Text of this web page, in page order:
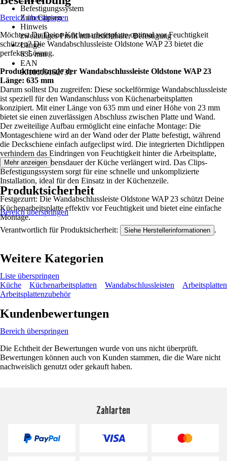
Befestigungssystem
Zum Clipsen
Hinweis
zweiteiliges Profil mit unsichtbarer Befestigung
Länge
635 mm
EAN
9010115152731
Bereich überspringen
Möchtest Du Deine Küchenarbeitsplatte optimal vor Feuchtigkeit
schützen? Die Wandabschlussleiste Oldstone WAP 23 bietet die
perfekte Lösung.
Produktmerkmale der Wandabschlussleiste Oldstone WAP 23
Länge: 635 mm
Darum solltest Du zugreifen: Diese sockelförmige Wandabschlussleiste
ist speziell für den Wandanschluss von Küchenarbeitsplatten
konzipiert. Mit einer Länge von 635 mm und einer Höhe von 23 mm
bietet sie einen zuverlässigen Abschluss zwischen Platte und Wand.
Der zweiteilige Aufbau ermöglicht eine einfache Montage: Die
Montageschiene wird an der Wand oder der Platte befestigt, während
die Deckschiene einfach aufgeclipst wird. Die integrierten Dichtlippen
verhindern das Eindringen von Feuchtigkeit hinter die Arbeitsplatte,
wodurch die Lebensdauer der Küche verlängert wird. Das Clips-
Befestigungssystem sorgt für eine schnelle und unkomplizierte
Installation, ideal für den Einsatz in der Küchenzeile.
Festgezurrt: Die Wandabschlussleiste Oldstone WAP 23 schützt Deine
Küchenarbeitsplatte effektiv vor Feuchtigkeit und bietet eine einfache
Montage.
Mehr anzeigen
Produktsicherheit
Bereich überspringen
Verantwortlich für Produktsicherheit: Siehe Herstellerinformationen .
Weitere Kategorien
Liste überspringen
Küche
Küchenarbeitsplatten Wandabschlussleisten
Arbeitsplatten
Arbeitsplattenzubehör
Kundenbewertungen
Bereich überspringen
Die Echtheit der Bewertungen wurde von uns nicht überprüft.
Bewertungen können auch von Kunden stammen, die die Ware nicht
nachweislich genutzt oder gekauft haben.
Zahlarten